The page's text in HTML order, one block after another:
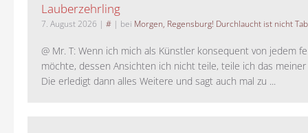
Lauberzehrling
7. August 2026 | # | bei Morgen, Regensburg! Durchlaucht ist nicht
@ Mr. T: Wenn ich mich als Künstler konsequent von jedem
möchte, dessen Ansichten ich nicht teile, teile ich das
Die erledigt dann alles Weitere und sagt auch mal zu ...